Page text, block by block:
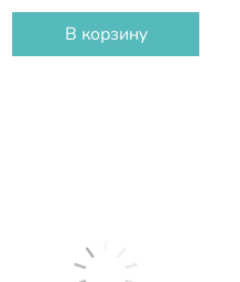
В корзину